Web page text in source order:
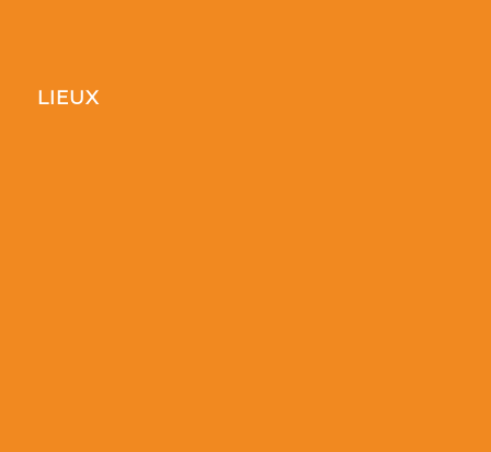
LIEUX